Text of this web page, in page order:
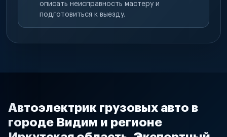
описать неисправность мастеру и
подготовиться к выезду.
Автоэлектрик грузовых авто в
городе Видим и регионе